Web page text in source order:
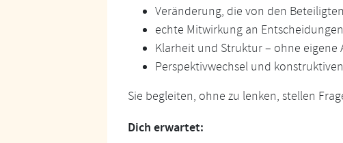
Veränderung, die von den
echte Mitwirkung an Entscheidungen
Klarheit und Struktur – ohne eigene
Perspektivwechsel und
Sie begleiten, ohne zu lenken, stellen
Dich erwartet: